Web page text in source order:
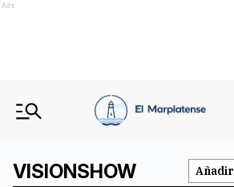
Ads
VISIONSHOW